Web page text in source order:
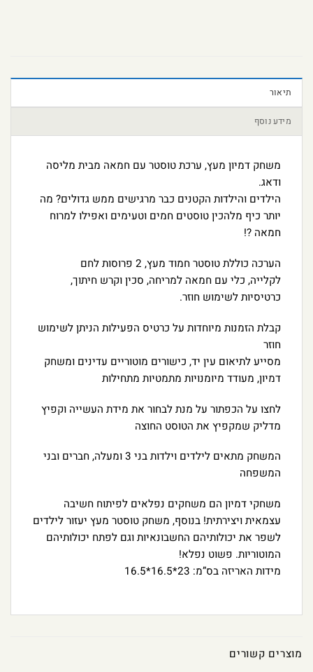
תיאור
מידע נוסף
משחק דמיון מעץ, ערכת טוסטר עם חמאה מבית מליסה
ודאג.
הילדים והילדות הקטנים כבר מרגישים ממש גדולים? מה
יותר כיף מלהכין טוסטים חמים וטעימים ואפילו למרוח
חמאה ?!
הערכה כוללת טוסטר חמוד מעץ, 2 פרוסות לחם
לקלייה, כלי עם חמאה למריחה, סכין וקרש חיתוך,
כרטיסיות לשימוש חוזר.
קבלת הזמנות מיוחדות על כרטיס הפעילות הניתן לשימוש
חוזר
מסייע לתיאום עין יד, כישורים מוטוריים עדינים ומשחק
דמיון, מעודד מיומנויות מתמטיות מתחילות
לחצו על הכפתור על מנת לבחור את מידת העשייה וקפיץ
מדליק שמקפיץ את הטוסט החוצה
המשחק מתאים לילדים וילדות בני 3 ומעלה, חברים ובני
המשפחה
משחקי דמיון הם משחקים נפלאים לפיתוח חשיבה
עצמאית ויצירתית! בנוסף, משחק טוסטר מעץ יעזור לילדים
לשפר את יכולותיהם החשבונאיות וגם לפתח יכולותיהם
המוטוריות. פשוט נפלא!
מידות האריזה בס”מ: 23*16.5*16.5
מוצרים קשורים